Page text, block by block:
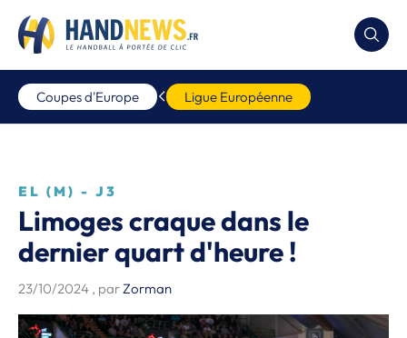
Coupes d'Europe Ligue Européenne
EL (M) - J3
Limoges craque dans le
dernier quart d'heure !
23/10/2024 , parZorman